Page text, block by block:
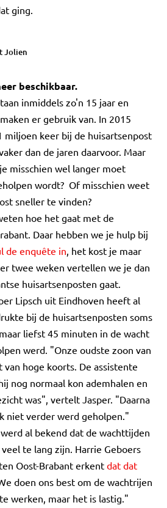
ging.
Jolien
beschikbaar.
inmiddels zo'n 15 jaar en
er gebruik van. In 2015
miljoen keer bij de huisartsenpost
dan de jaren daarvoor. Maar
misschien wel langer moet
wordt? Of misschien weet
sneller te vinden?
hoe het gaat met de
Daar hebben we je hulp bij
de enquête in, het kost je maar
twee weken vertellen we je dan
huisartsenposten gaat.
Lipsch uit Eindhoven heeft al
bij de huisartsenposten soms
liefst 45 minuten in de wacht
werd. "Onze oudste zoon van
van hoge koorts. De assistente
nog normaal kon ademhalen en
was", vertelt Jasper. "Daarna
niet verder werd geholpen."
al bekend dat de wachttijden
te lang zijn. Harrie Geboers
Oost-Brabant erkent dat dat
doen ons best om de wachtrijen
werken, maar het is lastig."